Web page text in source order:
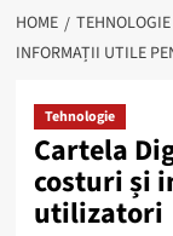
HOME TEHNOLOGIE
INFORMAȚII UTILE
Tehnologie
Cartela
costuri și
utilizatori